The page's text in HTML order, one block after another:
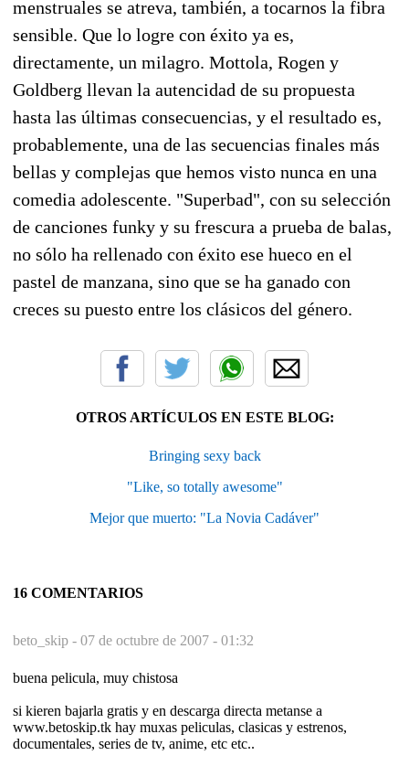
menstruales se atreva, también, a tocarnos la fibra
sensible. Que lo logre con éxito ya es,
directamente, un milagro. Mottola, Rogen y
Goldberg llevan la autencidad de su propuesta
hasta las últimas consecuencias, y el resultado es,
probablemente, una de las secuencias finales más
bellas y complejas que hemos visto nunca en una
comedia adolescente. "Superbad", con su selección
de canciones funky y su frescura a prueba de balas,
no sólo ha rellenado con éxito ese hueco en el
pastel de manzana, sino que se ha ganado con
creces su puesto entre los clásicos del género.
OTROS ARTÍCULOS EN ESTE BLOG:
Bringing sexy back
"Like, so totally awesome"
Mejor que muerto: "La Novia Cadáver"
16 COMENTARIOS
beto_skip - 07 de octubre de 2007 - 01:32
buena pelicula, muy chistosa
si kieren bajarla gratis y en descarga directa metanse a
www.betoskip.tk hay muxas peliculas, clasicas y estrenos,
documentales, series de tv, anime, etc etc..